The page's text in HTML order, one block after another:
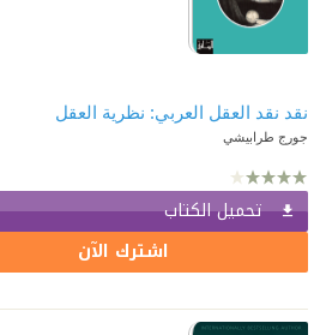
نقد نقد العقل العربي: نظرية العقل
جورج طرابيشي
تحميل الكتاب
اشترك الآن